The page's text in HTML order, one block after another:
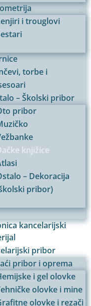
i trouglovi
torbe i
– Školski pribor
pribor
knjižice
– Dekoracija
pribor)
pribor
pribor i oprema
i gel olovke
olovke i mine
olovke i rezači
pribor